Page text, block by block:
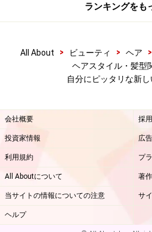
ランキングをも
All About > ビューティ > ヘア >
ヘアスタイル・髪型
自分にピッタリな新
会社概要 採
投資家情報 広
利用規約 プ
All Aboutについて 著
当サイトの情報についての注意 サ
ヘルプ